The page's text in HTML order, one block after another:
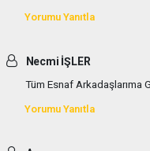
Yorumu Yanıtla
Necmi İŞLER
Tüm Esnaf Arkadaşlarıma
Yorumu Yanıtla